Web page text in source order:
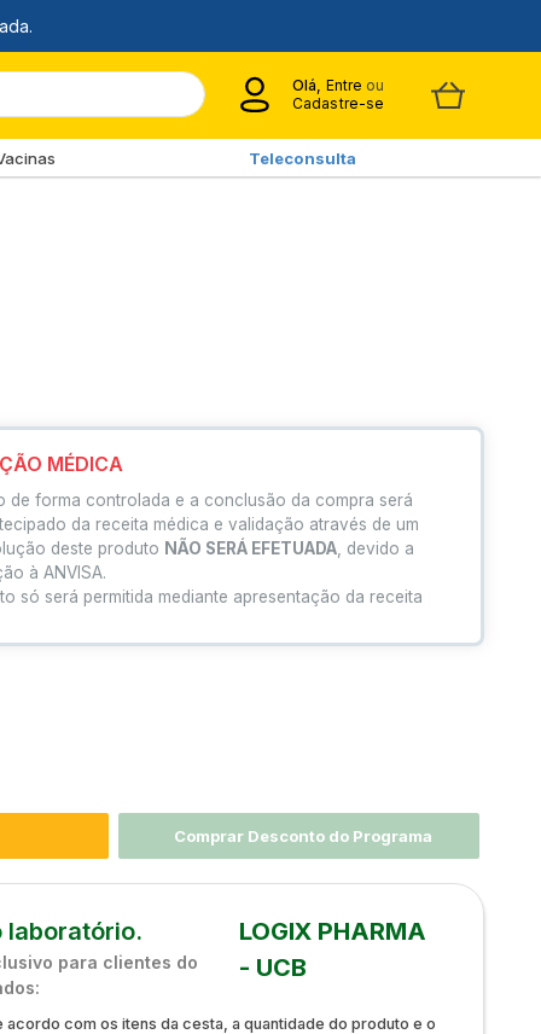
Olá, Entre ou
Cadastre-se
Teleconsulta
MÉDICA
de forma controlada e a conclusão da compra será
da receita médica e validação através de um
deste produto NÃO SERÁ EFETUADA , devido a
à ANVISA.
só será permitida mediante apresentação da receita
Comprar Desconto do Programa
laboratório.
para clientes do
LOGIX PHARMA
- UCB
com os itens da cesta, a quantidade do produto e o